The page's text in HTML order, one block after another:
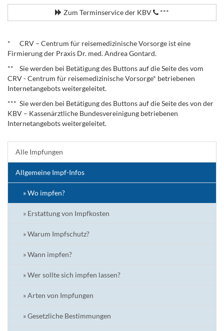
Zum Terminservice der KBV ***
* CRV – Centrum für reisemedizinische Vorsorge ist eine
Firmierung der Praxis Dr. med. Andrea Gontard.
** Sie werden bei Betätigung des Buttons auf die Seite des vom
CRV - Centrum für reisemedizinische Vorsorge* betriebenen
Internetangebots weitergeleitet.
*** Sie werden bei Betätigung des Buttons auf die Seite des von der
KBV – Kassenärztliche Bundesvereinigung betriebenen
Internetangebots weitergeleitet.
Alle Impfungen
Allgemeine Impf-Infos
» Wo impfen?
» Erstattung von Impfkosten
» Warum Impfschutz?
» Wann impfen?
» Wer sollte sich impfen lassen?
» Arten von Impfungen
» Gesetzliche Bestimmungen